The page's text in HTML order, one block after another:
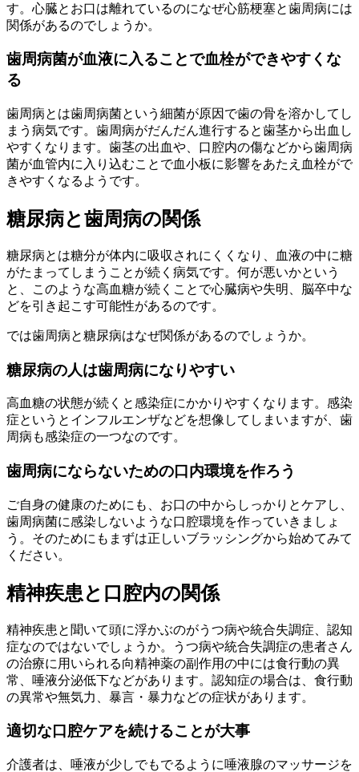
す。心臓とお口は離れているのになぜ心筋梗塞と歯周病には
関係があるのでしょうか。
歯周病菌が血液に入ることで血栓ができやすくな
る
歯周病とは歯周病菌という細菌が原因で歯の骨を溶かしてし
まう病気です。歯周病がだんだん進行すると歯茎から出血し
やすくなります。歯茎の出血や、口腔内の傷などから歯周病
菌が血管内に入り込むことで血小板に影響をあたえ血栓がで
きやすくなるようです。
糖尿病と歯周病の関係
糖尿病とは糖分が体内に吸収されにくくなり、血液の中に糖
がたまってしまうことが続く病気です。何が悪いかという
と、このような高血糖が続くことで心臓病や失明、脳卒中な
どを引き起こす可能性があるのです。
では歯周病と糖尿病はなぜ関係があるのでしょうか。
糖尿病の人は歯周病になりやすい
高血糖の状態が続くと感染症にかかりやすくなります。感染
症というとインフルエンザなどを想像してしまいますが、歯
周病も感染症の一つなのです。
歯周病にならないための口内環境を作ろう
ご自身の健康のためにも、お口の中からしっかりとケアし、
歯周病菌に感染しないような口腔環境を作っていきましょ
う。そのためにもまずは正しいブラッシングから始めてみて
ください。
精神疾患と口腔内の関係
精神疾患と聞いて頭に浮かぶのがうつ病や統合失調症、認知
症なのではないでしょうか。うつ病や統合失調症の患者さん
の治療に用いられる向精神薬の副作用の中には食行動の異
常、唾液分泌低下などがあります。認知症の場合は、食行動
の異常や無気力、暴言・暴力などの症状があります。
適切な口腔ケアを続けることが大事
介護者は、唾液が少しでもでるように唾液腺のマッサージを